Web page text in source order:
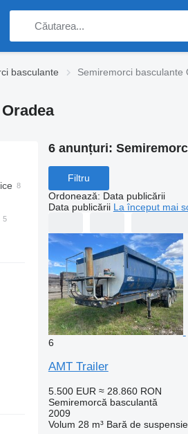
basculante Semiremorci basculante
6 anunțuri:
Filtru
Ordonează: Data publicării
Data publicării La început mai
6
AMT Trailer
5.500 EUR ≈ 28.860 RON
Semiremorcă basculantă
2009
Volum 28 m³ Bară de suspensie